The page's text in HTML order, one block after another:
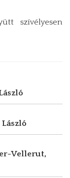
szívélyesen
Vellerut,